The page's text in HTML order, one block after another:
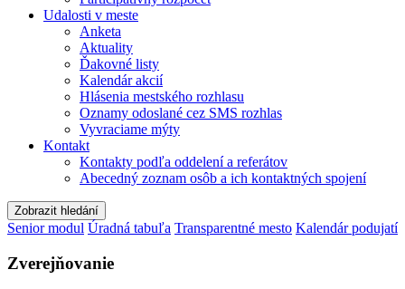
Udalosti v meste
Anketa
Aktuality
Ďakovné listy
Kalendár akcií
Hlásenia mestského rozhlasu
Oznamy odoslané cez SMS rozhlas
Vyvraciame mýty
Kontakt
Kontakty podľa oddelení a referátov
Abecedný zoznam osôb a ich kontaktných spojení
Zobrazit hledání
Senior modul Úradná tabuľa Transparentné mesto Kalendár podujatí
Zverejňovanie